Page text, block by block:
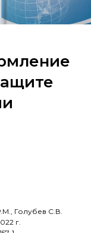
Голубев С.В.
г.